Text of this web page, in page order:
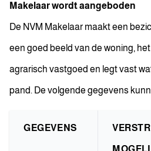
Makelaar wordt aangeboden
De NVM Makelaar maakt een
een goed beeld van de woning,
agrarisch vastgoed en legt vast
pand. De volgende gegevens
GEGEVENS